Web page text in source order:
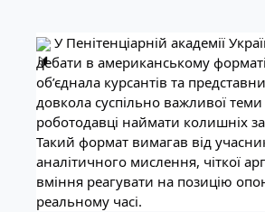
У Пенітенціарній академії
дебати в американському
об’єднала курсантів та
довкола суспільно важливої
роботодавці наймати колишніх
Такий формат вимагав від
аналітичного мислення, чіткої
вміння реагувати на позицію
реальному часі.